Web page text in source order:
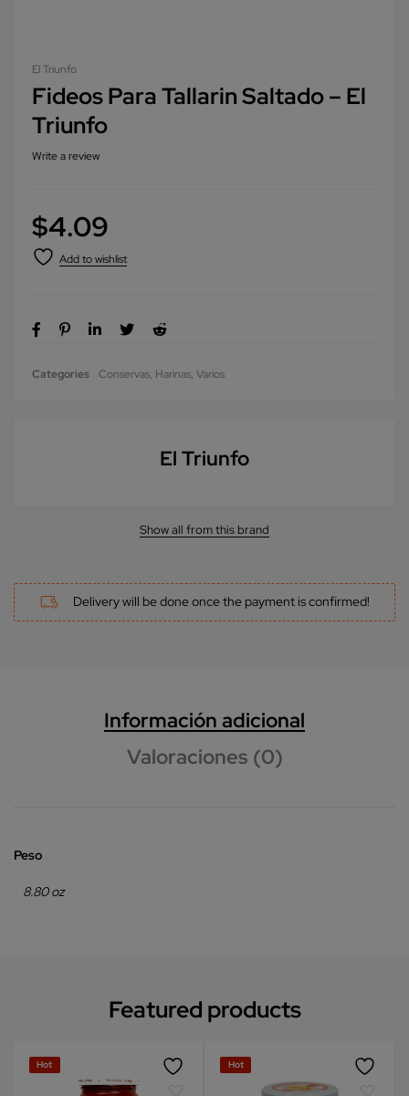
El Triunfo
Show all from this brand
El Triunfo
Fideos Para Tallarin Saltado – El
Triunfo
Write a review
$4.09
Categories Conservas, Harinas, Varios
Delivery will be done once the payment is confirmed!
Información adicional
Valoraciones (0)
Peso
8.80 oz
Featured products
Hot Hot